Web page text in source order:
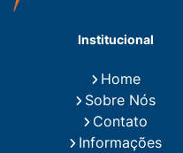
de Prestação de Serviços
para Instalação Eletrica
de Energia Solar Residencial
de Painel Solar
de Placa Solar
de Sistema Fotovoltaico
Institucional
Home
Sobre Nós
Contato
Informações